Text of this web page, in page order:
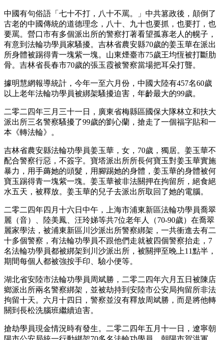
中國有句俗語「七十不打，八十不罵。」中共篡政後，顛倒了
古老的中國傳統的道德理念，八十、九十也要抓，也要打，也
要罵。營口市有多個派出所的警察打著看望孤寡老人的幌子，
有意到法輪功學員家騷擾。吉林省農安縣70歲的姜玉華在派出
所身體被踢得青一塊紫一塊。山東煙臺市75歲王均恆被打斷肋
骨。吉林省長春市70歲的張玉霞被警察當場把耳朵打聾。
據明慧網報導統計，今年一至六月份，中國大陸有457名60歲
以上老年法輪功學員被綁架騷擾迫害，年齡最大的99歲。
二零二四年三月三十一日，廣東省梅縣區國保大隊林立和扶大
派出所三名警察騷擾了99歲的劉心蘭，搶走了一個福字貼和一
本《轉法輪》。
吉林省農安縣法輪功學員姜玉華，女，70歲，獨居。姜玉華不
配合警察行惡，不簽字。寶塔派出所所長何寶玉對姜玉華實施
暴力，用手薅她的頭髮，用腳踢她的身體，姜玉華的身體被何
寶玉踢得青一塊紫一塊。姜玉華被非法關押在拘留所，絕食絕
水五天，被釋放。姜玉華的兒子去派出所取回了她的電腦。
二零二四年四月十六日中午，上海市浦東新區法輪功學員喬翠
麗（音）、陸美鳳、汪玲娣等共7位老年人（70-90歲）在喬翠
麗家學法，被浦東新區川沙派出所警察綁架，一共衝進去有二
十多個警察，有法輪功學員不跟他們走就被四個警察抬走，7
名法輪功學員都被綁架到川沙派出所，被關押至晚上11點半，
期間每個人都被強按手印、驗小便等。
湖北省安陸市法輪功學員周斌勝，二零二四年六月五日被陳店
鄉派出所兩名警察綁架，並被劫持到安陸市公安局拘留所非法
拘留十天。六月十四日，警察並沒有釋放周斌勝，而是將他轉
關到長松洗腦班繼續迫害。
搶劫學員現金情況時有發生。二零二四年五月十一日，遼寧朝